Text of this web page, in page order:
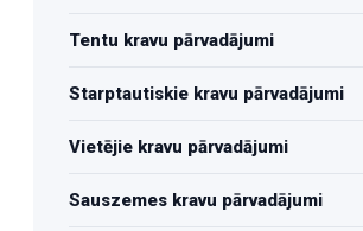
Tentu kravu pārvadājumi
Starptautiskie kravu pārvadājumi
Vietējie kravu pārvadājumi
Sauszemes kravu pārvadājumi